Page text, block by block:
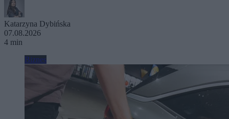
Katarzyna Dybińska
07.08.2026
4 min
Biznes